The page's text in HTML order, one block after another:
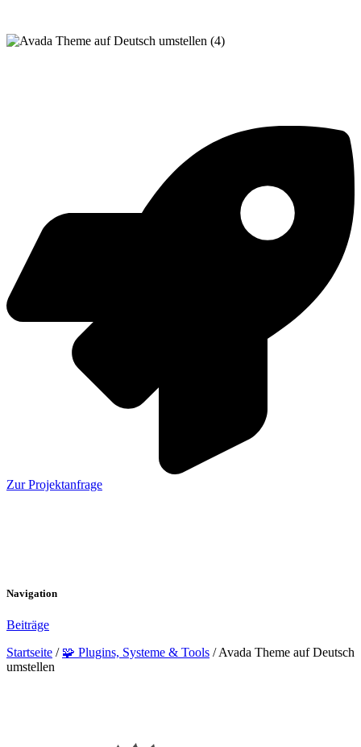
Zur Projektanfrage
Navigation
Beiträge
Startseite / 🧩 Plugins, Systeme & Tools /Avada Theme auf Deutsch
umstellen